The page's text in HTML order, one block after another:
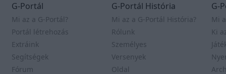
G-Portál
Mi az a G-Portál?
Portál létrehozás
Extráink
Segítségek
Fórum
G-Portál História
Mi az a G-Portál História?
Rólunk
Személyes
Versenyek
Oldal
G-
Mi
Ki